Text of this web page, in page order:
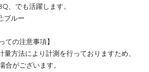
、でも活躍します。
:ブルー
ての注意事項】
方法により計測を行っておりますため、
合がございます。